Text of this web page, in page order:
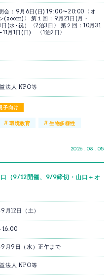
子向け
2026 . 08 . 05
会：9月6日(日) 19:00〜20:00〈オ
(zoom)〉 第１回：9月21日(月・
(水･祝）〈2泊3日〉 第２回：10月31
11月1日(日) 〈1泊2日〉
法人 NPO等
# 環境教育 #生物多様性
（9/12開催、9/9締切・山口＋オ
月12日（土）
16:00
月9日（水）正午まで
法人 NPO等